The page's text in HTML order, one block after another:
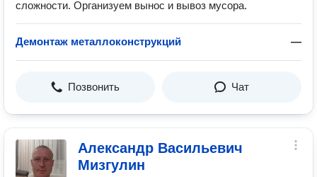
сложности. Организуем вынос и вывоз мусора.
Демонтаж металлоконструкций —
Позвонить Чат
Александр Васильевич
Мизгулин